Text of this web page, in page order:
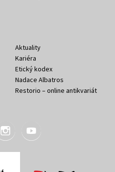
Aktuality
Kariéra
Etický kodex
Nadace Albatros
Restorio – online antikvariát